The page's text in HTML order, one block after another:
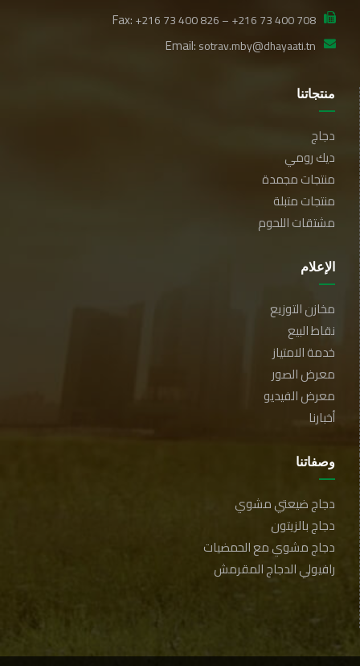
Fax:+216 73 400 826 – +216 73 400 708
Email:sotrav.mby@dhayaati.tn
منتجاتنا
دجاج
ديك رومي
منتجات مجمدة
منتجات متبلة
مشتقات اللحوم
الإعلام
مخازن التوزيع
نقاط البيع
خدمة الامتياز
معرض الصور
معرض الفيديو
أخبارنا
وصفاتنا
دجاج ضيعتي مشوي
دجاج بالزيتون
دجاج مشوي مع الحمضيات
رافيولي الدجاج المقرمش